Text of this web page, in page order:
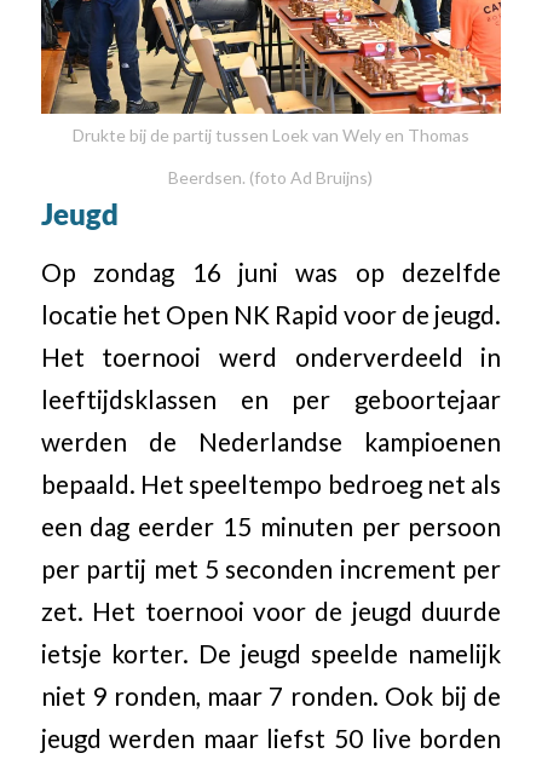
Drukte bij de partij tussen Loek van Wely en Thomas
Beerdsen. (foto Ad Bruijns)
Jeugd
Op zondag 16 juni was op dezelfde
locatie het Open NK Rapid voor de jeugd.
Het toernooi werd onderverdeeld in
leeftijdsklassen en per geboortejaar
werden de Nederlandse kampioenen
bepaald. Het speeltempo bedroeg net als
een dag eerder 15 minuten per persoon
per partij met 5 seconden increment per
zet. Het toernooi voor de jeugd duurde
ietsje korter. De jeugd speelde namelijk
niet 9 ronden, maar 7 ronden. Ook bij de
jeugd werden maar liefst 50 live borden